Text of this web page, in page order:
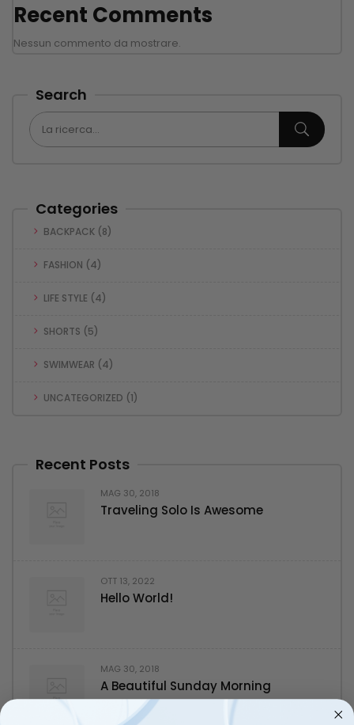
Recent Comments
Nessun commento da mostrare.
Search
Categories
BACKPACK (8)
FASHION (4)
LIFE STYLE (4)
SHORTS (5)
SWIMWEAR (4)
UNCATEGORIZED (1)
Recent Posts
MAG 30, 2018
Traveling Solo Is Awesome
OTT 13, 2022
Hello World!
MAG 30, 2018
A Beautiful Sunday Morning